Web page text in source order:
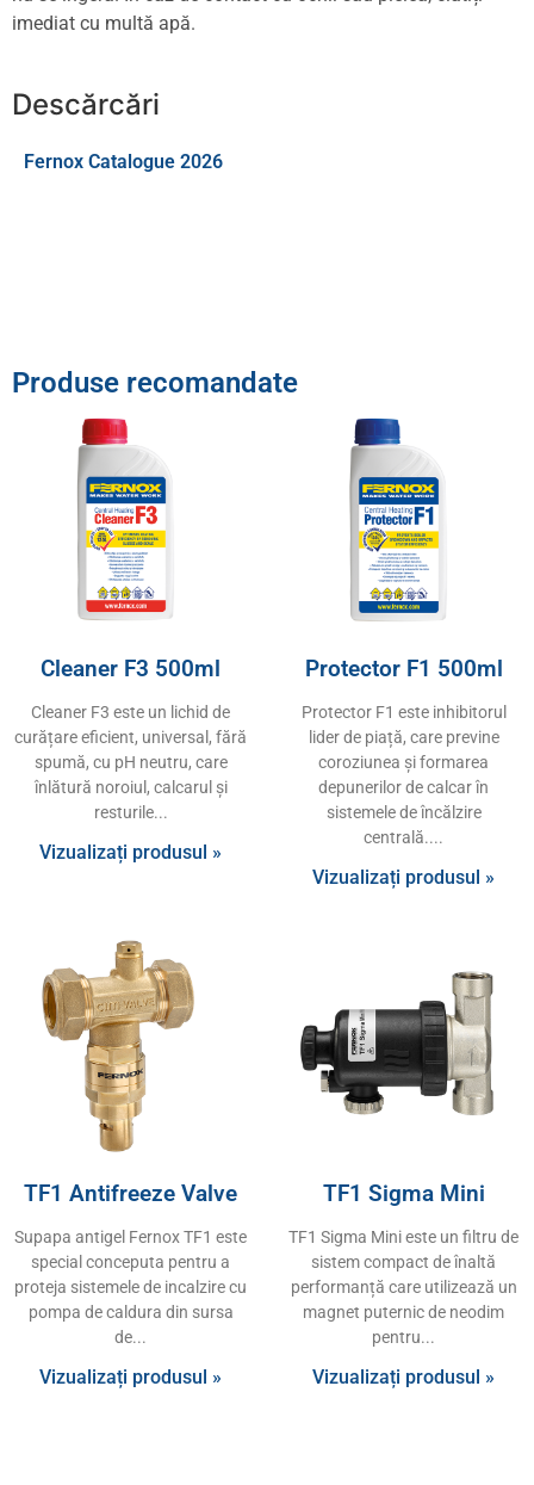
imediat cu multă apă.
Descărcări
Fernox Catalogue 2026
Produse recomandate
Cleaner F3 500ml
Cleaner F3 este un lichid de
curățare eficient, universal, fără
spumă, cu pH neutru, care
înlătură noroiul, calcarul și
resturile
Vizualizați produsul »
Protector F1 500ml
Protector F1 este inhibitorul
lider de piață, care previne
coroziunea și formarea
depunerilor de calcar în
sistemele de încălzire
centrală.
Vizualizați produsul »
TF1 Antifreeze Valve
Supapa antigel Fernox TF1 este
special conceputa pentru a
proteja sistemele de incalzire cu
pompa de caldura din sursa
de
Vizualizați produsul »
TF1 Sigma Mini
TF1 Sigma Mini este un filtru de
sistem compact de înaltă
performanță care utilizează un
magnet puternic de neodim
pentru
Vizualizați produsul »